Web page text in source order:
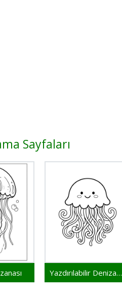
Sayfaları
Yazdırılabilir Denizanası